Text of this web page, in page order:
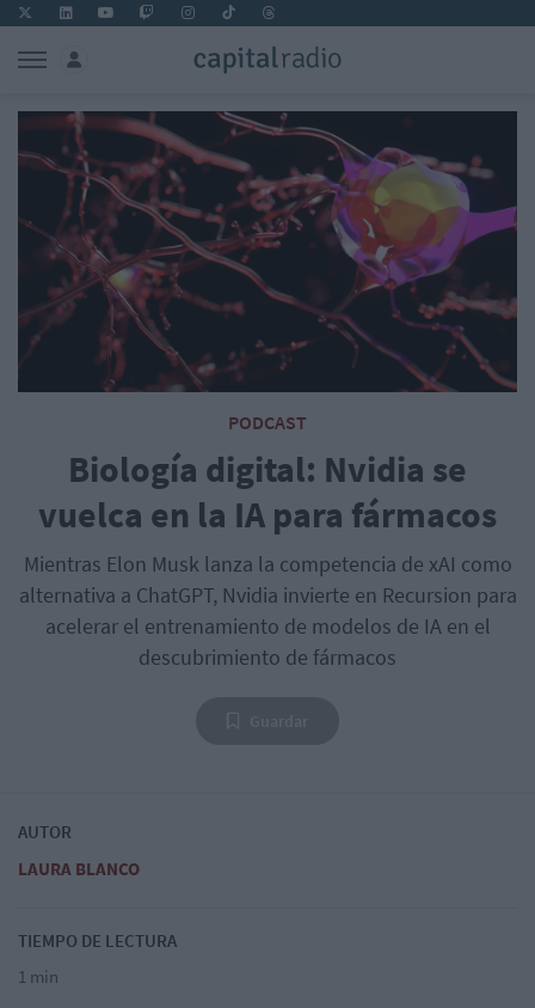
PODCAST
Biología digital: Nvidia se
vuelca en la IA para fármacos
Mientras Elon Musk lanza la competencia de xAI como
alternativa a ChatGPT, Nvidia invierte en Recursion para
acelerar el entrenamiento de modelos de IA en el
descubrimiento de fármacos
AUTOR
LAURA BLANCO
TIEMPO DE LECTURA
1 min